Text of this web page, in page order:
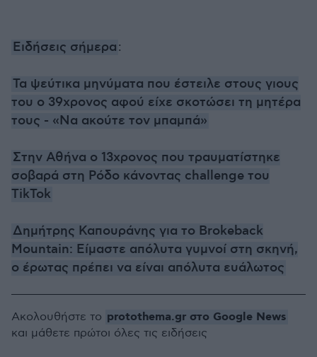
Ειδήσεις σήμερα:
Τα ψεύτικα μηνύματα που έστειλε στους γιους
του ο 39χρονος αφού είχε σκοτώσει τη μητέρα
τους - «Να ακούτε τον μπαμπά»
Στην Αθήνα ο 13χρονος που τραυματίστηκε
σοβαρά στη Ρόδο κάνοντας challenge του
TikTok
Δημήτρης Καπουράνης για το Brokeback
Mountain: Είμαστε απόλυτα γυμνοί στη σκηνή,
ο έρωτας πρέπει να είναι απόλυτα ευάλωτος
Ακολουθήστε το protothema.gr στο Google News
και μάθετε πρώτοι όλες τις ειδήσεις